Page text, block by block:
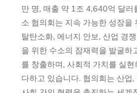
만 명, 매출 약 1조 4,640억 달러
소 협의회는 지속 가능한 성장을
탈탄소화, 에너지 안보, 산업 경
을 위한 수소의 잠재력을 발굴하
를 창출하며, 사회적 가치를 실
다하고 있습니다. 협의회는 산업,